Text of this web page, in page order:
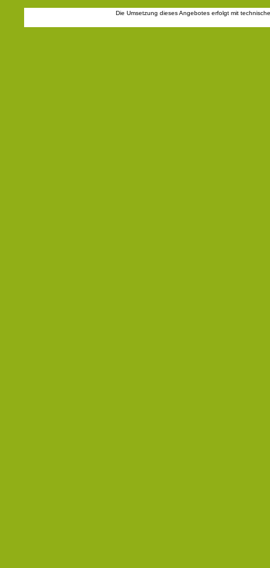
Die Umsetzung dieses Angebotes erfolgt mit